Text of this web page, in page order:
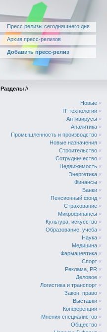
Пресс релизы сегодняшнего дня
Архив пресс-релизов
Добавить пресс-релиз
Разделы //
Новые «
IT технологии «
Антивирусы «
Аналитика «
Промышленность и производство «
Новые назначения «
Строительство «
Сотрудничество «
Недвижимость «
Энергетика «
Финансы «
Банки «
Пенсионный фонд «
Страхование «
Микрофинансы «
Культура, искусство «
Образование, учеба «
Наука «
Медицина «
Фармацевтика «
Спорт «
Реклама, PR «
Деловое «
Логистика и транспорт «
Закон, право «
Выставки «
Конференции «
Мнения специалистов «
Общество «